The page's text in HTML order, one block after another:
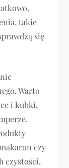
takie
się
Warto
i kubki,
czy
czystości,